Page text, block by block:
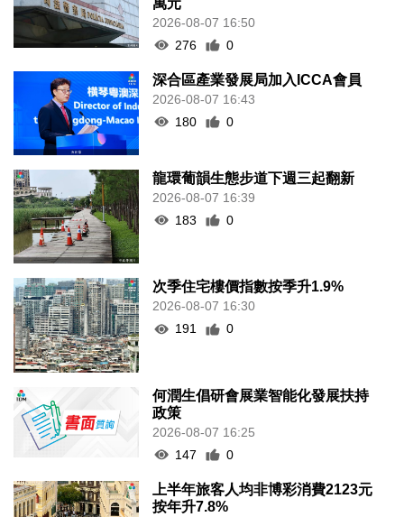
2026-08-07 16:50
276
0
深合區產業發展局加入ICCA會員
2026-08-07 16:43
180
0
龍環葡韻生態步道下週三起翻新
2026-08-07 16:39
183
0
次季住宅樓價指數按季升1.9%
2026-08-07 16:30
191
0
何潤生倡研會展業智能化發展扶持
政策
2026-08-07 16:25
147
0
上半年旅客人均非博彩消費2123元
按年升7.8%